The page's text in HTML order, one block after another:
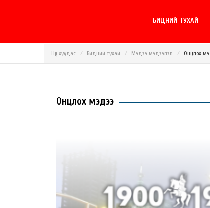
БИДНИЙ ТУХАЙ
Нүүр хуудас Бидний тухай Мэдээ мэдээлэл Онцлох
Онцлох мэдээ